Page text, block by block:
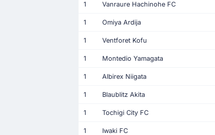
1 Vanraure Hachinohe FC
1 Omiya Ardija
1 Ventforet Kofu
1 Montedio Yamagata
1 Albirex Niigata
1 Blaublitz Akita
1 Tochigi City FC
1 Iwaki FC